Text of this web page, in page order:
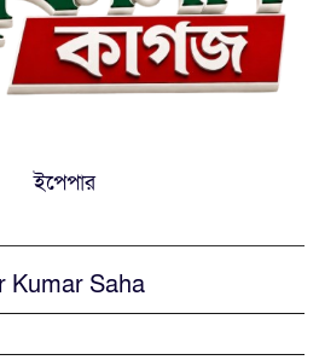
শেখ হাসিনার সঙ্গে পালানোর ফ্লাইট
যেভাব মিস করেছিলেন সালমান এফ
দেশের সকল বিমানবন্দরে নিরাপত্তা
ঢাকাসহ সারাদেশে হঠাৎ সর্বোচ্চ
সতর্কতা জা‌রি
ইপেপার
Kumar Saha